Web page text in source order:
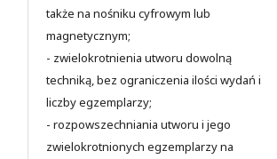
także na nośniku cyfrowym lub
magnetycznym;
- zwielokrotnienia utworu dowolną
techniką, bez ograniczenia ilości wydań i
liczby egzemplarzy;
- rozpowszechniania utworu i jego
zwielokrotnionych egzemplarzy na